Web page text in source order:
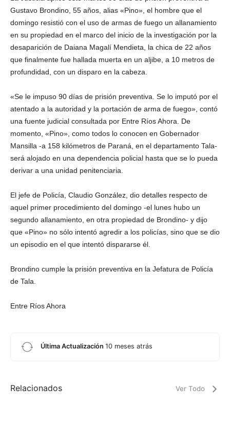
Gustavo Brondino, 55 años, alias «Pino», el hombre que el
domingo resistió con el uso de armas de fuego un allanamiento
en su propiedad en el marco del inicio de la investigación por la
desaparición de Daiana Magalí Mendieta, la chica de 22 años
que finalmente fue hallada muerta en un aljibe, a 10 metros de
profundidad, con un disparo en la cabeza.
«Se le impuso 90 días de prisión preventiva. Se lo imputó por el
atentado a la autoridad y la portación de arma de fuego», contó
una fuente judicial consultada por Entre Ríos Ahora. De
momento, «Pino», como todos lo conocen en Gobernador
Mansilla -a 158 kilómetros de Paraná, en el departamento Tala-
será alojado en una dependencia policial hasta que se lo pueda
derivar a una unidad penitenciaria.
El jefe de Policía, Claudio González, dio detalles respecto de
aquel primer procedimiento del domingo -el lunes hubo un
segundo allanamiento, en otra propiedad de Brondino- y dijo
que «Pino» no sólo intentó agredir a los policías, sino que se dio
un episodio en el que intentó dispararse él.
Brondino cumple la prisión preventiva en la Jefatura de Policía
de Tala.
Entre Ríos Ahora
Última Actualización 10 meses atrás
Relacionados Ver Todo